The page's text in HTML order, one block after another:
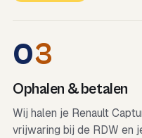
03
Ophalen & betalen
Wij halen je Renault
vrijwaring bij de RDW en